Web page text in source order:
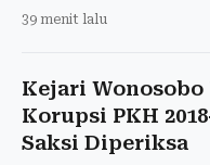
39 menit lalu
Kejari Wonosobo
Korupsi PKH
Saksi Diperiksa